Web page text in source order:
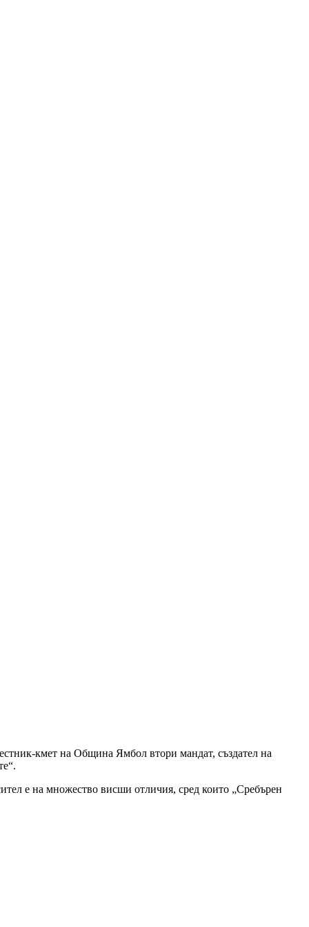
кмет на Община Ямбол втори мандат, създател на
е на множество висши отличия, сред които „Сребърен